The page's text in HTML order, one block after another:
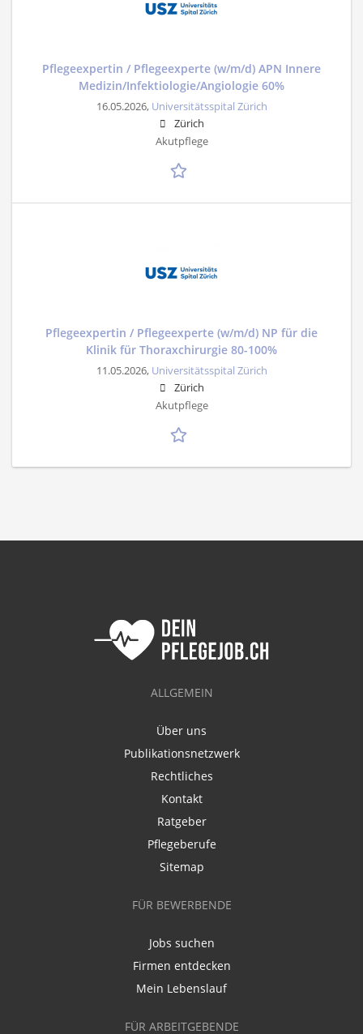
Pflegeexpertin / Pflegeexperte (w/m/d) APN Innere
Medizin/Infektiologie/Angiologie 60%
16.05.2026, Universitätsspital Zürich
Zürich
Akutpflege
Pflegeexpertin / Pflegeexperte (w/m/d) NP für die
Klinik für Thoraxchirurgie 80-100%
11.05.2026, Universitätsspital Zürich
Zürich
Akutpflege
ALLGEMEIN
Über uns
Publikationsnetzwerk
Rechtliches
Kontakt
Ratgeber
Pflegeberufe
Sitemap
FÜR BEWERBENDE
Jobs suchen
Firmen entdecken
Mein Lebenslauf
FÜR ARBEITGEBENDE